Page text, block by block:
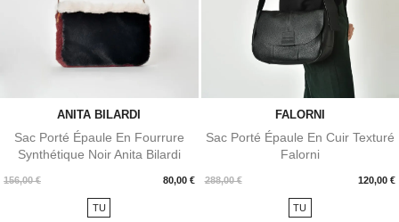
ANITA BILARDI
Sac Porté Épaule En Fourrure
Synthétique Noir Anita Bilardi
156,00 € 80,00 €
Prix
TU
FALORNI
Sac Porté Épaule En Cuir Texturé
Falorni
288,00 € 120,00 €
Prix
TU